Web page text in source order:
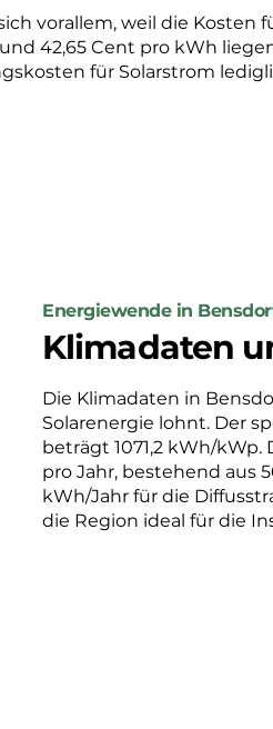
vorallem, weil die Kosten
42,65 Cent pro kWh
für Solarstrom
Energiewende in
Klimadaten
Die Klimadaten in
Solarenergie lohnt. Der
beträgt 1071,2 kWh/
pro Jahr, bestehend aus
kWh/Jahr für die
die Region ideal für die